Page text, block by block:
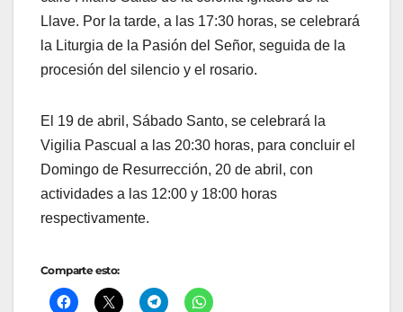
Llave. Por la tarde, a las 17:30 horas, se celebrará
la Liturgia de la Pasión del Señor, seguida de la
procesión del silencio y el rosario.
El 19 de abril, Sábado Santo, se celebrará la
Vigilia Pascual a las 20:30 horas, para concluir el
Domingo de Resurrección, 20 de abril, con
actividades a las 12:00 y 18:00 horas
respectivamente.
Comparte esto: